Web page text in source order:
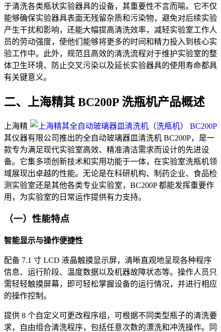
于清洗各类瓶状实验器具的设备，其重要性不言而喻。它不仅
能够确保实验器具表面无残留杂质和污染物，避免对后续实验
产生干扰和影响，还能大幅提高清洗效率，减轻实验室工作人
员的劳动强度，使他们能够将更多的时间和精力投入到核心实
验工作中。此外，规范且高效的清洗流程对于维护实验室的整
体卫生环境、防止交叉污染以及延长实验器具的使用寿命都具
有关键意义。
二、上海精其 BC200P 洗瓶机产品概述
上海精
其仪器有限公司推出的全自动玻璃器皿清洗机 BC200P，是一
款专为满足现代实验室高效、精准清洁需求而设计的先进设
备。它集多项创新技术和实用功能于一体，在实验室洗瓶机领
域展现出卓越的性能。无论是在科研机构、制药企业、食品检
测实验室还是其他各类专业实验室，BC200P 都能发挥重要作
用，为实验室的日常运作提供有力支持。
（一）性能特点
智能显示与操作便捷性
配备 7.1 寸 LCD 液晶触摸显示屏，清晰直观地呈现各种程序
信息、运行阶段、温度数据以及机器故障状态等。操作人员只
需轻轻触摸屏幕，即可轻松掌握设备的运行情况，并进行相应
的操作控制。
提供 8 个自定义可更改程序组，可根据不同类型瓶子的清洗要
求，自由组合清洗程序，包括任意次数的漂洗和冲洗操作。同